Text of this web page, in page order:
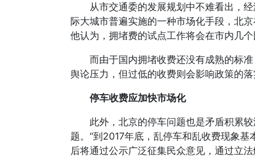
从市交通委的发展规划中不难看出，
际大城市普遍实施的一种市场化手段，北
他认为，拥堵费的试点工作将会在市内几
而由于国内拥堵收费还没有成熟的标
舆论压力，但过低的收费则会影响政策的
停车收费应加快市场化
此外，北京的停车问题也是矛盾积累
题。“到2017年底，乱停车和乱收费现象
后将通过公示广泛征集民众意见，通过立